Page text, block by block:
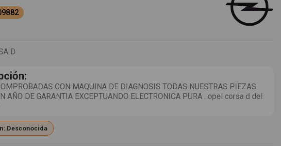
D
CON MAQUINA DE DIAGNOSIS TODAS NUESTRAS PIEZAS
AÑO DE GARANTIA EXCEPTUANDO ELECTRONICA PURA . opel corsa d del
Desconocida